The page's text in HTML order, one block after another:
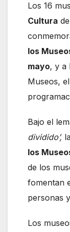
Los 16
Cultura
los
mayo, y a
Museos,
Bajo el
dividido’,
los
de los
fomentan
personas
Los